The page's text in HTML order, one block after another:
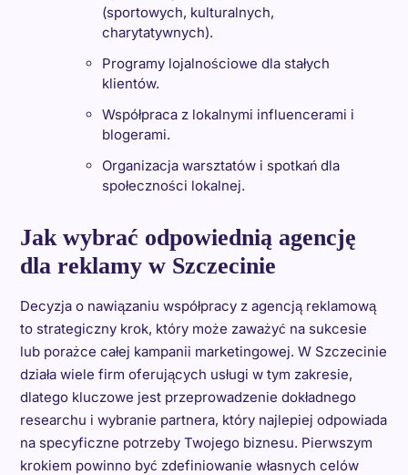
(sportowych, kulturalnych,
charytatywnych).
Programy lojalnościowe dla stałych
klientów.
Współpraca z lokalnymi influencerami i
blogerami.
Organizacja warsztatów i spotkań dla
społeczności lokalnej.
Jak wybrać odpowiednią agencję
dla reklamy w Szczecinie
Decyzja o nawiązaniu współpracy z agencją reklamową
to strategiczny krok, który może zaważyć na sukcesie
lub porażce całej kampanii marketingowej. W Szczecinie
działa wiele firm oferujących usługi w tym zakresie,
dlatego kluczowe jest przeprowadzenie dokładnego
researchu i wybranie partnera, który najlepiej odpowiada
na specyficzne potrzeby Twojego biznesu. Pierwszym
krokiem powinno być zdefiniowanie własnych celów